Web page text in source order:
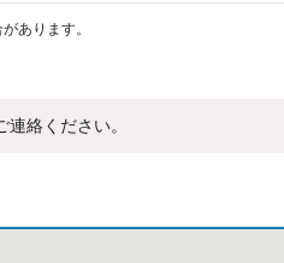
あります。
連絡ください。